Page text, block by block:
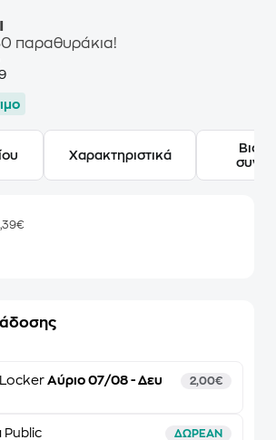
παραθυράκια!
Χαρακτηριστικά
Locker Αύριο 07/08 - Δευ
2,00€
Public ΔΩΡΕΑΝ